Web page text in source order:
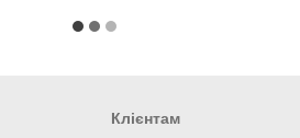
Клієнтам